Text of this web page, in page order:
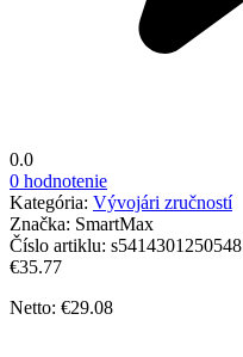
0.0
0 hodnotenie
Kategória: Vývojári zručností
Značka: SmartMax
Číslo artiklu: s5414301250548
€35.77
Netto: €29.08